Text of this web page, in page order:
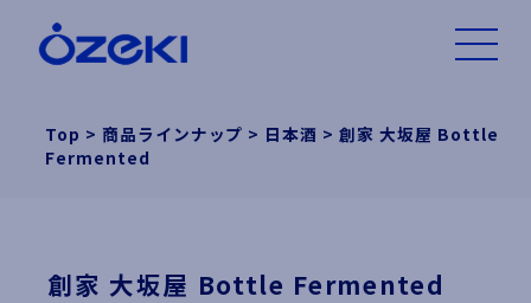
Top > 商品ラインナップ > 日本酒 >創家 大坂屋 Bottle
Fermented
創家 大坂屋 Bottle Fermented